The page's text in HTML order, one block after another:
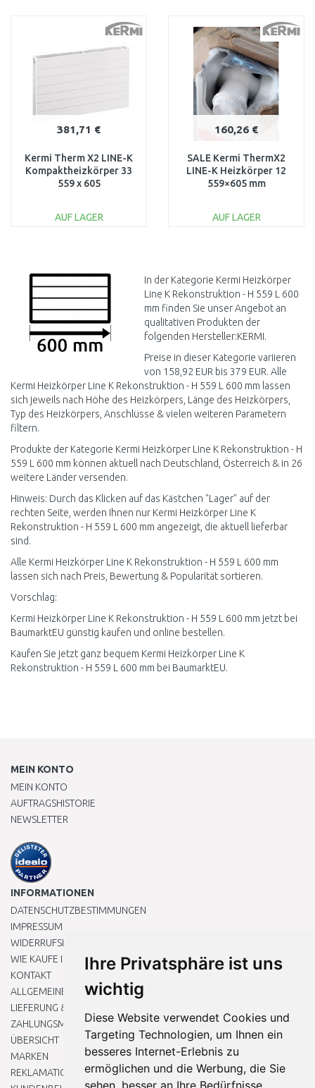
Ihre Privatsphäre ist uns
wichtig
Diese Website verwendet Cookies und
Targeting Technologien, um Ihnen ein
besseres Internet-Erlebnis zu
ermöglichen und die Werbung, die Sie
sehen, besser an Ihre Bedürfnisse
Vergleichen
381,71 €
Kermi Therm X2 LINE-K
Kompaktheizkörper 33
559 x 605
AUF LAGER
Vergleichen
160,26 €
SALE Kermi ThermX2
LINE-K Heizkörper 12
559×605 mm
AUF LAGER
Vergleichen
In der Kategorie Kermi Heizkörper
Line K Rekonstruktion - H 559 L 600
mm finden Sie unser Angebot an
qualitativen Produkten der
folgenden Hersteller:KERMI.
Preise in dieser Kategorie variieren
von 158,92 EUR bis 379 EUR. Alle
Kermi Heizkörper Line K Rekonstruktion - H 559 L 600 mm lassen
sich jeweils nach Höhe des Heizkörpers, Länge des Heizkörpers,
Typ des Heizkörpers, Anschlüsse & vielen weiteren Parametern
filtern.
Produkte der Kategorie Kermi Heizkörper Line K Rekonstruktion - H
559 L 600 mm können aktuell nach Deutschland, Österreich & in 26
weitere Länder versenden.
Hinweis: Durch das Klicken auf das Kästchen "Lager" auf der
rechten Seite, werden Ihnen nur Kermi Heizkörper Line K
Rekonstruktion - H 559 L 600 mm angezeigt, die aktuell lieferbar
sind.
Alle Kermi Heizkörper Line K Rekonstruktion - H 559 L 600 mm
lassen sich nach Preis, Bewertung & Popularität sortieren.
Vorschlag:
Kermi Heizkörper Line K Rekonstruktion - H 559 L 600 mm jetzt bei
BaumarktEU günstig kaufen und online bestellen.
Kaufen Sie jetzt ganz bequem Kermi Heizkörper Line K
Rekonstruktion - H 559 L 600 mm bei BaumarktEU.
MEIN KONTO
MEIN KONTO
AUFTRAGSHISTORIE
NEWSLETTER
INFORMATIONEN
DATENSCHUTZBESTIMMUNGEN
IMPRESSUM
WIDERRUFSRECHT
WIE KAUFE ICH EIN?
KONTAKT
ALLGEMEINEN GESCHÄFTSBEDINGUNGEN
LIEFERUNG & ZAHLUNG
ZAHLUNGSMETHODEN
ÜBERSICHT
MARKEN
REKLAMATIONEN UND RETOUREN